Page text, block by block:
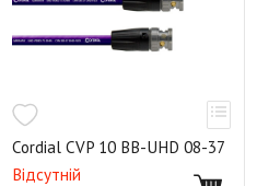
Cordial CVP 10 BB-UHD 08-37
Відсутній